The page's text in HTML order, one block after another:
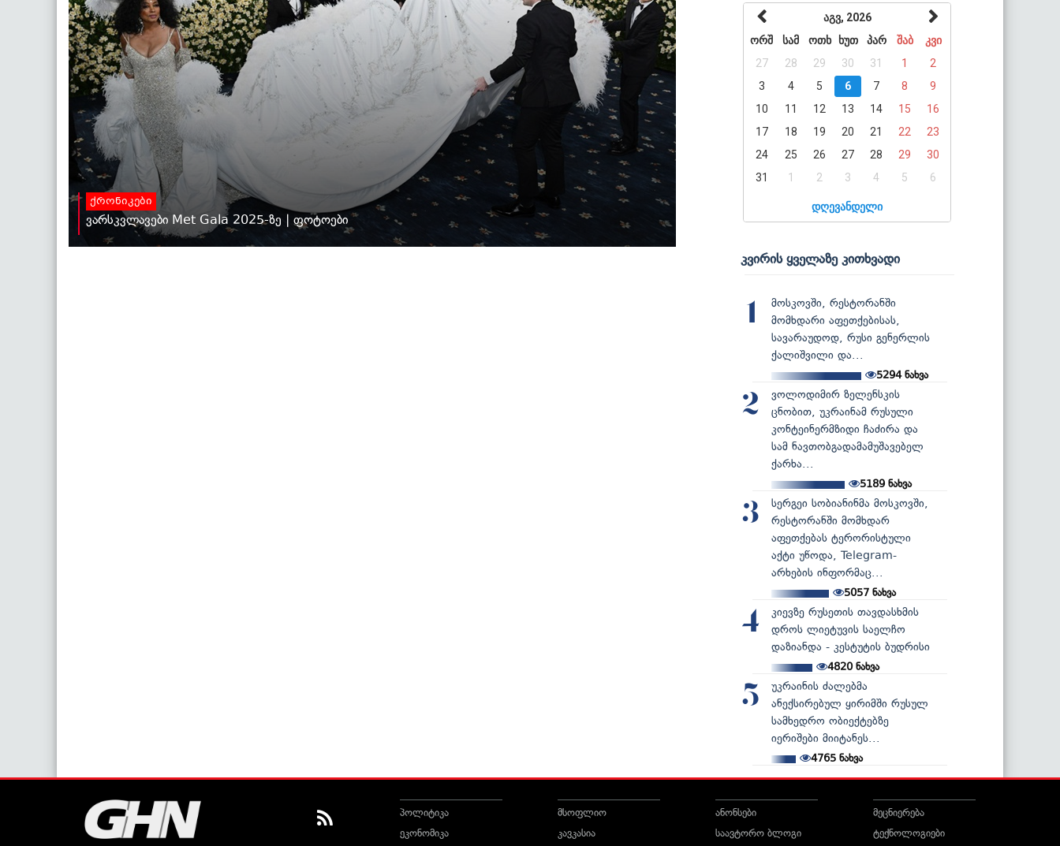
ქრონიკები
ვარსკვლავები Met Gala 2025-ზე | ფოტოები
აგვ, 2026
ორშ
სამ ოთხ ხუთ პარ შაბ
კვი
27
28 29 30 31 1
2
3
4 5 6 7 8
9
10
11 12 13 14 15
16
17
18 19 20 21 22
23
24
25 26 27 28 29
30
31
1 2 3 4 5 6
დღევანდელი
კვირის ყველაზე კითხვადი
1
მოსკოვში, რესტორანში
მომხდარი აფეთქებისას,
სავარაუდოდ, რუსი გენერლის
ქალიშვილი და...
5294ნახვა
2
ვოლოდიმირ ზელენსკის
ცნობით, უკრაინამ რუსული
კონტეინერმზიდი ჩაძირა და
სამ ნავთობგადამამუშავებელ
ქარხა...
5189 ნახვა
3
სერგეი სობიანინმა მოსკოვში,
რესტორანში მომხდარ
აფეთქებას ტერორისტული
აქტი უწოდა, Telegram-
არხების ინფორმაც...
5057ნახვა
4
კიევზე რუსეთის თავდასხმის
დროს ლიეტუვის საელჩო
დაზიანდა - კესტუტის ბუდრისი
4820ნახვა
5
უკრაინის ძალებმა
ანექსირებულ ყირიმში რუსულ
სამხედრო ობიექტებზე
იერიშები მიიტანეს...
4765 ნახვა
პოლიტიკა
ეკონომიკა
მსოფლიო
კავკასია
ანონსები
საავტორო ბლოგი
მეცნიერება
ტექნოლოგიები